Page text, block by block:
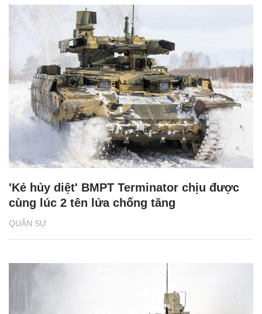
QUÂN SỰ
'Kẻ hủy diệt' BMPT Terminator chịu được
cùng lúc 2 tên lửa chống tăng